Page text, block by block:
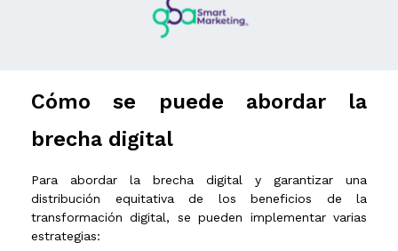
Cómo se puede abordar la
brecha digital
Para abordar la brecha digital y garantizar una
distribución equitativa de los beneficios de la
transformación digital, se pueden implementar varias
estrategias: